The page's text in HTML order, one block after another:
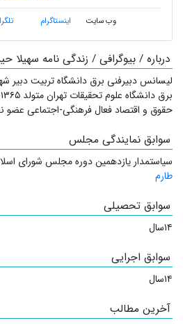
وب سایت اینستاگرام
درباره / بیوگرافی / زندگی نامه سهیلا
لیسانس دبیرفنی برق دانشگاه تربیت دبیر
حقوق و اقتصاد فعال فرهنگی-اجتماعی عضو
سوابق نمایندگی مجلس
سیاستمدار یازدهمین دوره مجلس شورای
طارم
سوابق تحصیلی
۱۴سال
سوابق اجرایی
۱۴سال
آخرین مطالب